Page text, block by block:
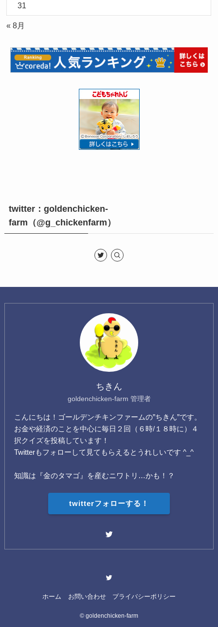
31
« 8月
twitter：goldenchicken-
farm（@g_chickenfarm）
ちきん
goldenchicken-farm 管理者
こんにちは！ゴールデンチキンファームの”ちきん”です。
お金や経済のことを中心に毎日２回（６時/１８時に）４
択クイズを投稿しています！
Twitterもフォローして見てもらえるとうれしいです ^_^
知識は『金のタマゴ』を産むニワトリ…かも！？
twitterフォローする！
ホーム お問い合わせ プライバシーポリシー
© goldenchicken-farm